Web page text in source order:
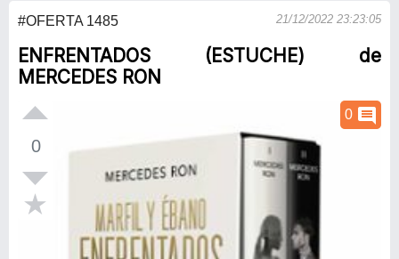
person
add
Menu
#OFERTA 1485 21/12/2022 23:23:05
ENFRENTADOS (ESTUCHE) de
MERCEDES RON
0
0 comment